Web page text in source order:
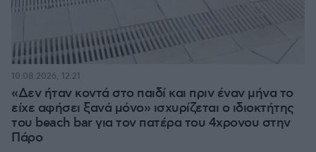
«Δεν ήταν κοντά στο παιδί και πριν έναν μήνα το
είχε αφήσει ξανά μόνο» ισχυρίζεται ο ιδιοκτήτης
του beach bar για τον πατέρα του 4χρονου στην
Πάρο
10.08.2026, 12:21